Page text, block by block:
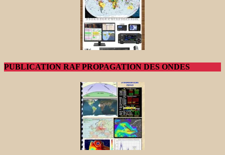
PUBLICATION RAF PROPAGATION DES ONDES